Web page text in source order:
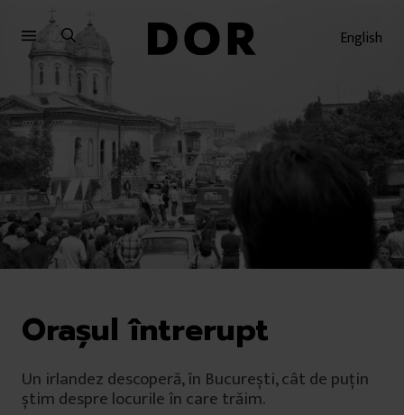
meniu
conținut
English
Orașul întrerupt
Un irlandez descoperă, în București, cât de puţin
știm despre locurile în care trăim.